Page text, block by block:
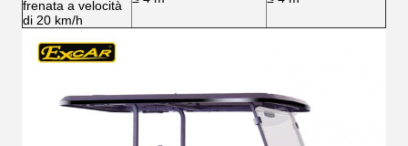
frenata a velocità
di 20 km/h